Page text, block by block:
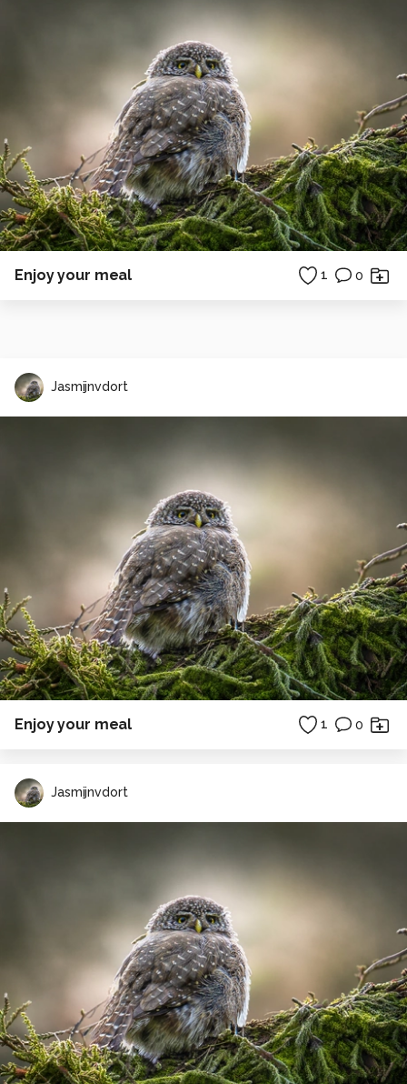
Enjoy your meal 1 0
Jasmijnvdort
Enjoy your meal 1 0
Jasmijnvdort